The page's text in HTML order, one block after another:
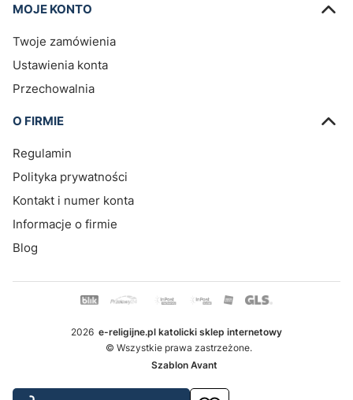
MOJE KONTO
Twoje zamówienia
Ustawienia konta
Przechowalnia
O FIRMIE
Regulamin
Polityka prywatności
Kontakt i numer konta
Informacje o firmie
Blog
2026 e-religijne.pl katolicki sklep internetowy
© Wszystkie prawa zastrzeżone.
Szablon Avant